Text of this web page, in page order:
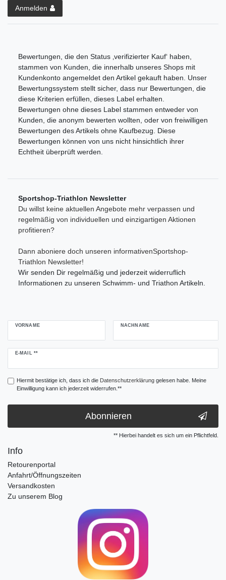
Anmelden
Bewertungen, die den Status ‚verifizierter Kauf‘ haben,
stammen von Kunden, die innerhalb unseres Shops mit
Kundenkonto angemeldet den Artikel gekauft haben. Unser
Bewertungssystem stellt sicher, dass nur Bewertungen, die
diese Kriterien erfüllen, dieses Label erhalten.
Bewertungen ohne dieses Label stammen entweder von
Kunden, die anonym bewerten wollten, oder von freiwilligen
Bewertungen des Artikels ohne Kaufbezug. Diese
Bewertungen können von uns nicht hinsichtlich ihrer
Echtheit überprüft werden.
Sportshop-Triathlon Newsletter
Du willst keine aktuellen Angebote mehr verpassen und
regelmäßig von individuellen und einzigartigen Aktionen
profitieren?
Dann aboniere doch unseren informativenSportshop-
Triathlon Newsletter!
Wir senden Dir regelmäßig und jederzeit widerruflich
Informationen zu unseren Schwimm- und Triathon Artikeln.
VORNAME NACHNAME
E-MAIL **
Newsletter
Hiermit bestätige ich, dass ich die Daten­schutz­erklärunggelesen habe. Meine
Einwilligung kann ich jederzeit widerrufen.**
Abonnieren
** Hierbei handelt es sich um ein Pflichtfeld.
Info
Retourenportal
Anfahrt/Öffnungszeiten
Versandkosten
Zu unserem Blog